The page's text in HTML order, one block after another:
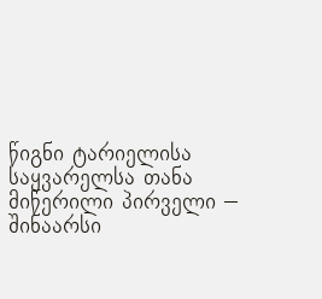
წიგნი ტარიელისა
საყვარელსა თანა
მიწერილი პირველი –
შინაარსი